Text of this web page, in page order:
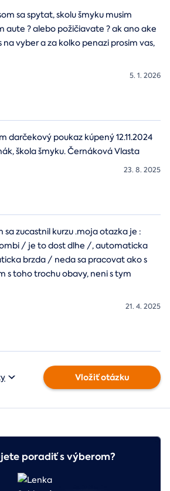
sa spytat, skolu šmyku musim
aute ? alebo požičiavate ? ak ano ake
vyber a za kolko penazi prosim vas,
5. 1. 2026
darčekový poukaz kúpený 12.11.2024
škola šmyku. Černáková Vlasta
23. 8. 2025
sa zucastnil kurzu .moja otazka je :
/ je to dost dlhe /, automaticka
brzda / neda sa pracovat ako s
s toho trochu obavy, neni s tym
21. 4. 2025
Vložiť otázku
poradiť s výberom?